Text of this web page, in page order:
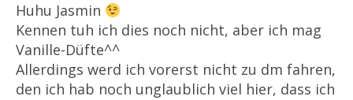
Huhu Jasmin
Kennen tuh ich dies noch nicht, aber ich mag
Vanille-Düfte^^
Allerdings werd ich vorerst nicht zu dm fahren,
den ich hab noch unglaublich viel hier, dass ich